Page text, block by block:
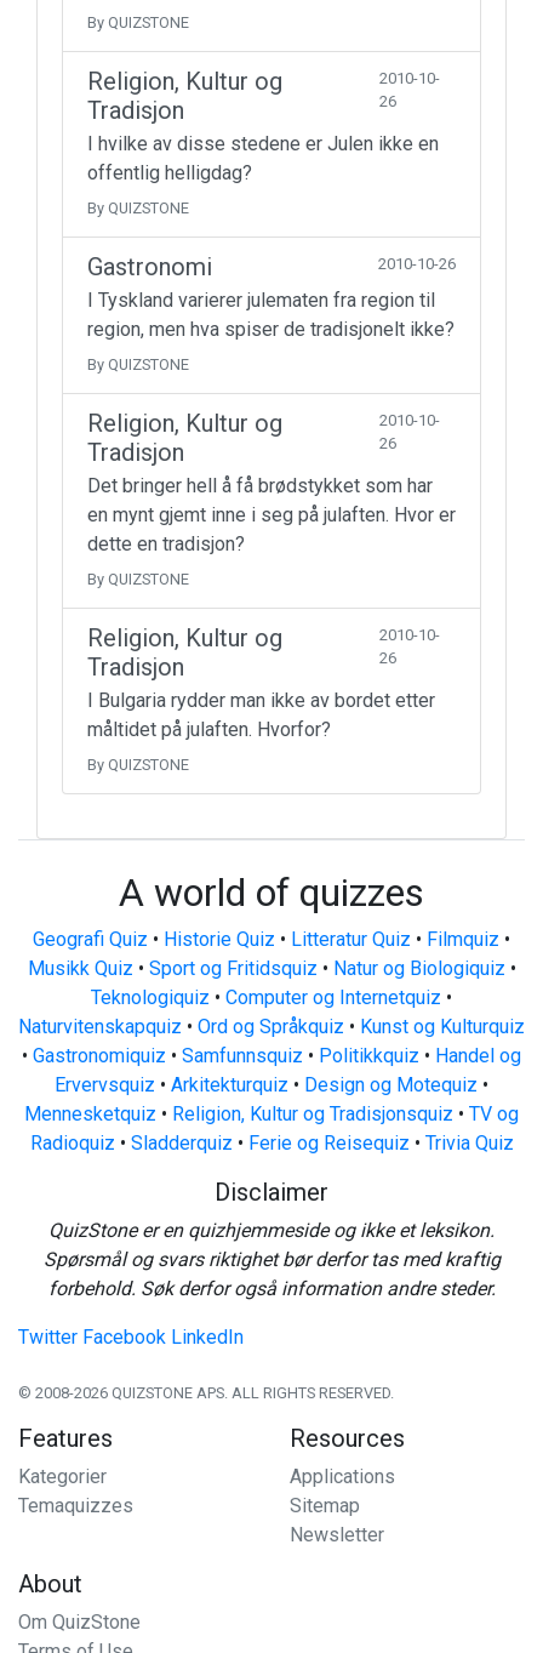
By QUIZSTONE
Religion, Kultur og
Tradisjon
2010-10-
26
I hvilke av disse stedene er Julen ikke en
offentlig helligdag?
By QUIZSTONE
Gastronomi 2010-10-26
I Tyskland varierer julematen fra region til
region, men hva spiser de tradisjonelt ikke?
By QUIZSTONE
Religion, Kultur og
Tradisjon
2010-10-
26
Det bringer hell å få brødstykket som har
en mynt gjemt inne i seg på julaften. Hvor er
dette en tradisjon?
By QUIZSTONE
Religion, Kultur og
Tradisjon
2010-10-
26
I Bulgaria rydder man ikke av bordet etter
måltidet på julaften. Hvorfor?
By QUIZSTONE
A world of quizzes
Geografi Quiz • Historie Quiz • Litteratur Quiz • Filmquiz •
Musikk Quiz • Sport og Fritidsquiz • Natur og Biologiquiz •
Teknologiquiz • Computer og Internetquiz •
Naturvitenskapquiz • Ord og Språkquiz • Kunst og Kulturquiz
• Gastronomiquiz • Samfunnsquiz • Politikkquiz • Handel og
Ervervsquiz • Arkitekturquiz • Design og Motequiz •
Mennesketquiz • Religion, Kultur og Tradisjonsquiz • TV og
Radioquiz • Sladderquiz • Ferie og Reisequiz • Trivia Quiz
Disclaimer
QuizStone er en quizhjemmeside og ikke et leksikon.
Spørsmål og svars riktighet bør derfor tas med kraftig
forbehold. Søk derfor også information andre steder.
Twitter Facebook LinkedIn
© 2008-2026 QUIZSTONE APS. ALL RIGHTS RESERVED.
Features
Kategorier
Temaquizzes
Resources
Applications
Sitemap
Newsletter
About
Om QuizStone